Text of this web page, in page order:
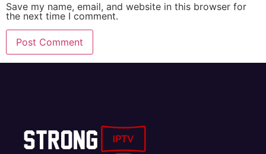
Save my name, email, and website in this browser for
the next time I comment.